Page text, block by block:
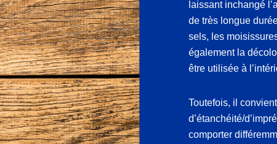
laissant inchangé
de très longue
sels, les
également la
être utilisée à
Toutefois, il
d’étanchéité/
comporter